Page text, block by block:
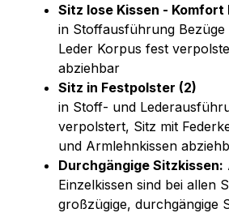
Sitz lose Kissen - Komfort
in Stoffausführung Bezüge
Leder Korpus fest
abziehbar
Sitz in Festpolster (2)
in Stoff- und
verpolstert, Sitz mit
und Armlehnkissen
Durchgängige Sitzkissen:
Einzelkissen sind bei allen
großzügige, durchgängige